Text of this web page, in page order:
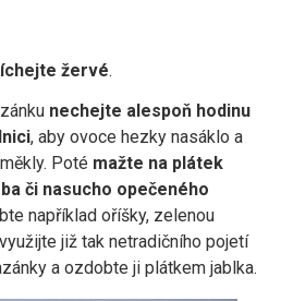
žervé.
nechejte alespoň hodinu
, aby ovoce hezky nasáklo a
Poté mažte na plátek
či nasucho opečeného
například oříšky, zelenou
již tak netradičního pojetí
a ozdobte ji plátkem jablka.